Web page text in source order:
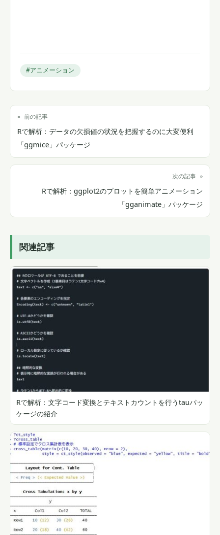
#アニメーション
« 前の記事
Rで解析：データの欠損値の状況を把握するのに大変便利
「ggmice」パッケージ
次の記事 »
Rで解析：ggplot2のプロットを簡単アニメーション
「gganimate」パッケージ
関連記事
Rで解析：文字コード変換とテキストカウントを行うtauパッ
ケージの紹介